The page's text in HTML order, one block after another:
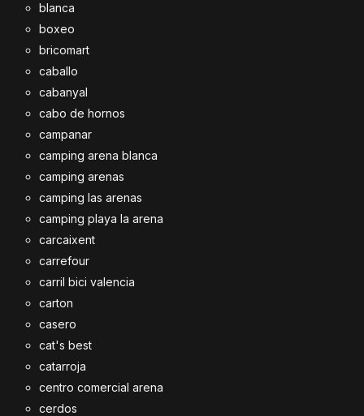
blanca
boxeo
bricomart
caballo
cabanyal
cabo de hornos
campanar
camping arena blanca
camping arenas
camping las arenas
camping playa la arena
carcaixent
carrefour
carril bici valencia
carton
casero
cat's best
catarroja
centro comercial arena
cerdos